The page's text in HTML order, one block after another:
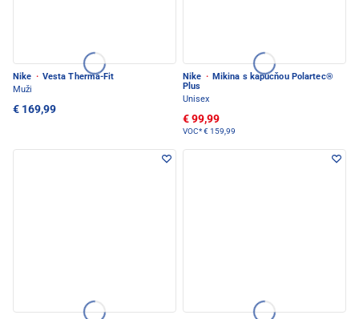
Nike · Vesta Therma-Fit
Muži
€ 169,99
Nike · Mikina s kapucňou Polartec®
Plus
Unisex
€ 99,99
VOC*€ 159,99